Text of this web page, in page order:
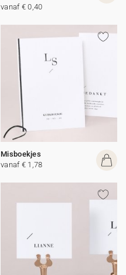
vanaf € 0,40
Misboekjes
vanaf € 1,78